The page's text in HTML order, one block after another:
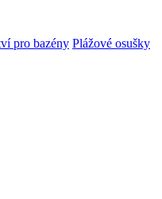
pro bazény Plážové osušky